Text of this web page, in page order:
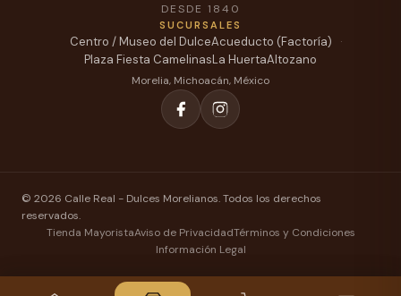
DESDE 1840
SUCURSALES
Centro / Museo del DulceAcueducto (Factoría)
Plaza Fiesta CamelinasLa HuertaAltozano
Morelia, Michoacán, México
© 2026 Calle Real - Dulces Morelianos. Todos los derechos
reservados.
Tienda MayoristaAviso de PrivacidadTérminos y Condiciones
Información Legal